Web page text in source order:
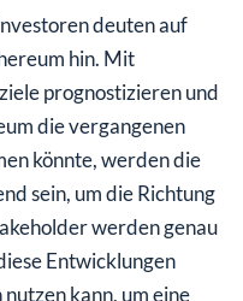
deuten auf
hin. Mit
prognostizieren und
die vergangenen
könnte, werden die
sein, um die Richtung
werden genau
Entwicklungen
kann, um eine